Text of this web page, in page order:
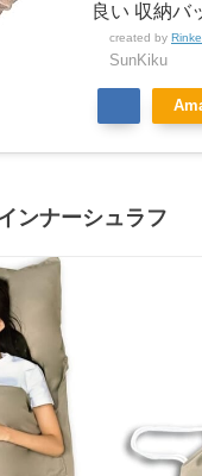
良い 収納バ
created by
SunKiku
ンナーシュラフ